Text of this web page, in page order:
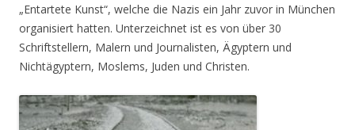
„Entartete Kunst“, welche die Nazis ein Jahr zuvor in München
organisiert hatten. Unterzeichnet ist es von über 30
Schriftstellern, Malern und Journalisten, Ägyptern und
Nichtägyptern, Moslems, Juden und Christen.